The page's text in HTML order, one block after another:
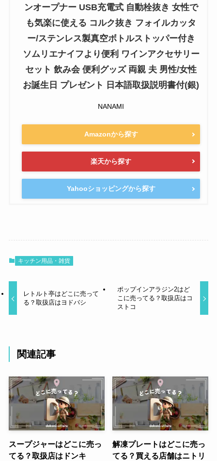
ンオープナー USB充電式 自動栓抜き 女性で
も気楽に使える コルク抜き フォイルカッタ
ー/ステンレス製真空ボトルストッパー付き
ソムリエナイフより便利 ワインアクセサリー
セット 飲み会 便利グッズ 両親 夫 男性/女性
お誕生日 プレゼント 日本語取扱説明書付(銀)
NANAMI
Amazonから探す
楽天から探す
Yahooショッピングから探す
キッチン用品・雑貨
レトルト亭はどこに売って
る？取扱店はヨドバシ
ポップインアラジン2はど
こに売ってる？取扱店はコ
ストコ
関連記事
スープジャーはどこに売っ
てる？取扱店はドンキ
解凍プレートはどこに売っ
てる？買える店舗はニトリ